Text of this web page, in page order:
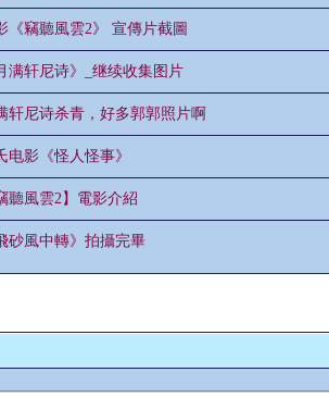
《竊聽風雲2》 宣傳片截圖
满轩尼诗》_继续收集图片
轩尼诗杀青，好多郭郭照片啊
电影《怪人怪事》
聽風雲2】電影介紹
砂風中轉》拍攝完畢